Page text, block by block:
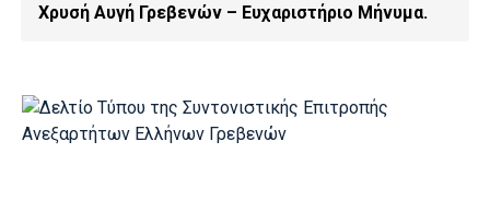
Χρυσή Αυγή Γρεβενών – Ευχαριστήριο Μήνυμα.